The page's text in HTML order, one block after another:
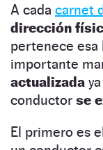
A cada carnet
dirección
pertenece esa
importante
actualizada
conductor se
El primero es